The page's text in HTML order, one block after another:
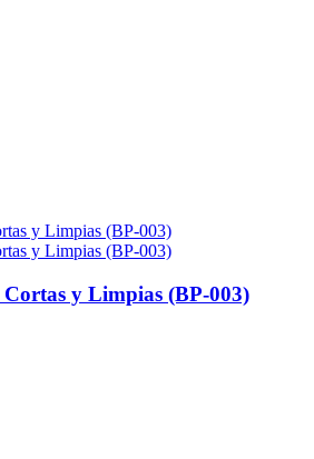
Cortas y Limpias (BP-003)